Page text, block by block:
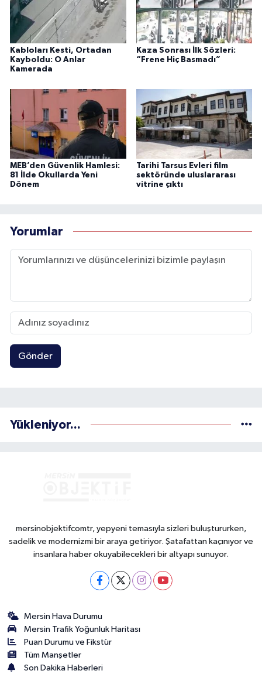
Kabloları Kesti, Ortadan
Kayboldu: O Anlar
Kamerada
Kaza Sonrası İlk Sözleri:
“Frene Hiç Basmadı”
MEB’den Güvenlik Hamlesi:
81 İlde Okullarda Yeni
Dönem
Tarihi Tarsus Evleri film
sektöründe uluslararası
vitrine çıktı
Yorumlar
Gönder
Yükleniyor...
mersinobjektifcomtr, yepyeni temasıyla sizleri buluştururken,
sadelik ve modernizmi bir araya getiriyor. Şatafattan kaçınıyor ve
insanlara haber okuyabilecekleri bir altyapı sunuyor.
Mersin Hava Durumu
Mersin Trafik Yoğunluk Haritası
Puan Durumu ve Fikstür
Tüm Manşetler
Son Dakika Haberleri